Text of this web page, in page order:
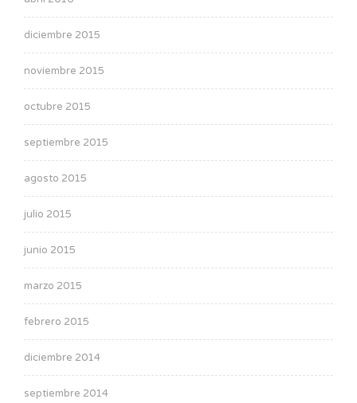
diciembre 2015
noviembre 2015
octubre 2015
septiembre 2015
agosto 2015
julio 2015
junio 2015
marzo 2015
febrero 2015
diciembre 2014
septiembre 2014